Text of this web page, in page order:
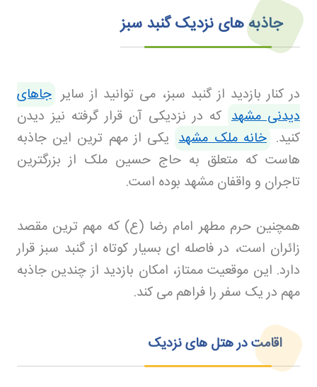
جاذبه های نزدیک گنبد سبز
در کنار بازدید از گنبد سبز، می توانید از سایر جاهای
دیدنی مشهد که در نزدیکی آن قرار گرفته نیز دیدن
کنید. خانه ملک مشهد یکی از مهم ترین این جاذبه
هاست که متعلق به حاج حسین ملک از بزرگترین
تاجران و واقفان مشهد بوده است.
همچنین حرم مطهر امام رضا (ع) که مهم ترین مقصد
زائران است، در فاصله ای بسیار کوتاه از گنبد سبز قرار
دارد. این موقعیت ممتاز، امکان بازدید از چندین جاذبه
مهم در یک سفر را فراهم می کند.
اقامت در هتل های نزدیک